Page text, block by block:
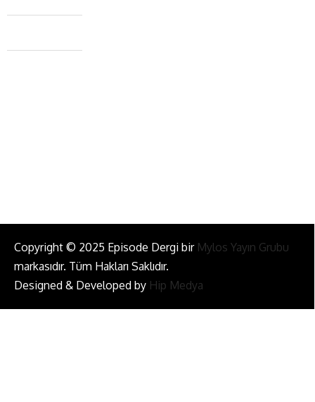
Caferağa Mah. Dr. Şakir Paşa Sok. No3/A Kadıköy İstanbul
+90 543 345 46 00
Copyright © 2025 Episode Dergi bir Mylos Yayın Grubu
markasıdır. Tüm Hakları Saklıdır.
Designed & Developed by Hip Medya